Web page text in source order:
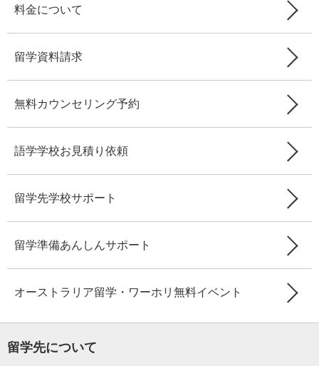
料金について
留学資料請求
無料カウンセリング予約
語学学校お見積り依頼
留学先学校サポート
留学準備あんしんサポート
オーストラリア留学・ワーホリ無料イベント
留学先について